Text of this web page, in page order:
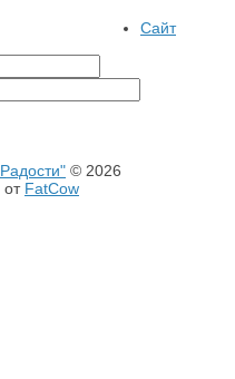
Сайт
© 2026
от FatCow